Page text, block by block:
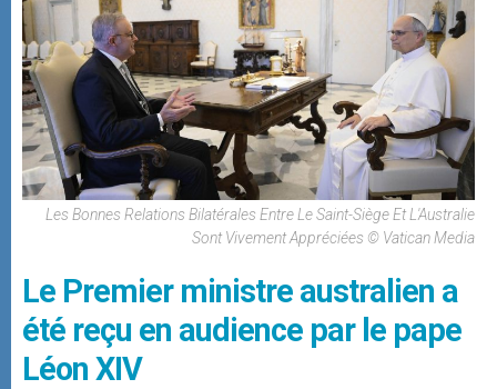
Les Bonnes Relations Bilatérales Entre Le Saint-Siège Et L'Australie
Sont Vivement Appréciées © Vatican Media
Le Premier ministre australien a
été reçu en audience par le pape
Léon XIV